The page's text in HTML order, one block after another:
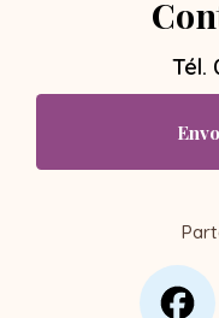
Tél.